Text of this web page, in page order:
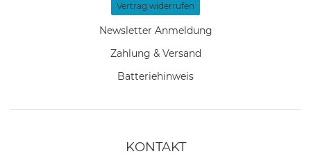
Vertrag widerrufen
Newsletter Anmeldung
Zahlung & Versand
Batteriehinweis
KONTAKT